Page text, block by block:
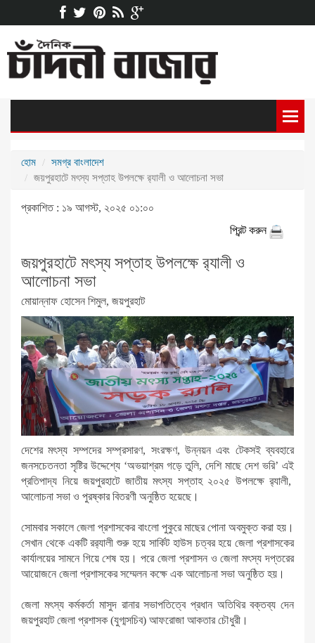
হোম
সমগ্র বাংলাদেশ
জয়পুরহাটে মৎস্য সপ্তাহ উপলক্ষে র‍্যালী ও আলোচনা সভা
প্রকাশিত : ১৯ আগস্ট, ২০২৫ ০১:০০
প্রিন্ট করুন
জয়পুরহাটে মৎস্য সপ্তাহ উপলক্ষে র‍্যালী ও
আলোচনা সভা
মোয়ান্নাফ হোসেন শিমুল, জয়পুরহাট
দেশের মৎস্য সম্পদের সম্প্রসারণ, সংরক্ষণ, উন্নয়ন এবং টেকসই ব্যবহারে
জনসচেতনতা সৃষ্টির উদ্দেশ্যে ‘অভয়াশ্রম গড়ে তুলি, দেশি মাছে দেশ ভরি’ এই
প্রতিপাদ্য নিয়ে জয়পুরহাটে জাতীয় মৎস্য সপ্তাহ ২০২৫ উপলক্ষে র‍্যালী,
আলোচনা সভা ও পুরষ্কার বিতরণী অনুষ্ঠিত হয়েছে।
সোমবার সকালে জেলা প্রশাসকের বাংলো পুকুরে মাছের পোনা অবমুক্ত করা হয়।
সেখান থেকে একটি রর‍্যালী শুরু হয়ে সার্কিট হাউস চত্বর হয়ে জেলা প্রশাসকের
কার্যালয়ের সামনে গিয়ে শেষ হয়। পরে জেলা প্রশাসন ও জেলা মৎস্য দপ্তরের
আয়োজনে জেলা প্রশাসকের সম্মেলন কক্ষে এক আলোচনা সভা অনুষ্ঠিত হয়।
জেলা মৎস্য কর্মকর্তা মাসুদ রানার সভাপতিত্বে প্রধান অতিথির বক্তব্য দেন
জয়পুরহাট জেলা প্রশাসক (যুগ্মসচিব) আফরোজা আকতার চৌধুরী।